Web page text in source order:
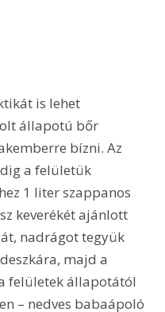
is lehet
állapotú bőr
bízni. Az
a felületük
1 liter szappanos
keverékét ajánlott
nadrágot tegyük
majd a
felületek állapotától
– nedves babaápoló